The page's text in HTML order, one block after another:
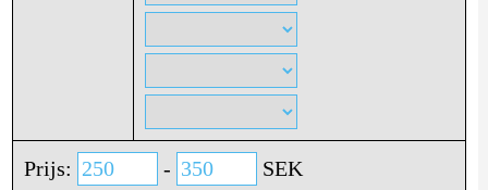
Prijs: -
SEK